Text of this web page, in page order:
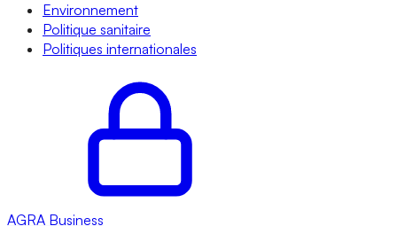
Environnement
Politique sanitaire
Politiques internationales
AGRA Business